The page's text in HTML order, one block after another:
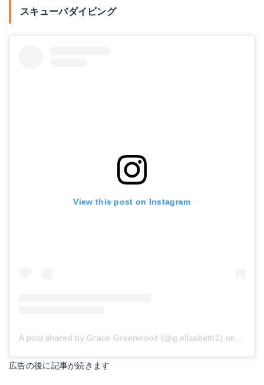
スキューバダイビング
View this post on Instagram
A post shared by Grace Greenwood (@g.elizabeth1) on Apr
広告の後に記事が続きます